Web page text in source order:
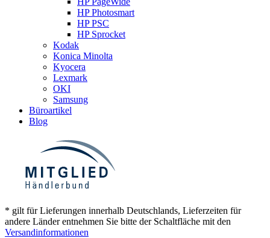
HP Photosmart
HP PSC
HP Sprocket
Kodak
Konica Minolta
Kyocera
Lexmark
OKI
Samsung
Büroartikel
Blog
* gilt für Lieferungen innerhalb Deutschlands, Lieferzeiten für
andere Länder entnehmen Sie bitte der Schaltfläche mit den
Versandinformationen